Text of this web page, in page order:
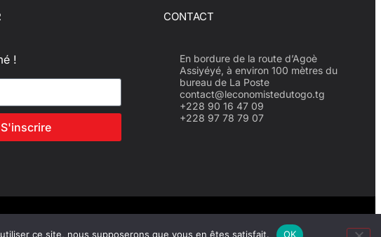
!
S'inscrire
CONTACT
En bordure de la route d’Agoè
Assiyéyé, à environ 100 mètres du
bureau de La Poste
contact@leconomistedutogo.tg
+228 90 16 47 09
+228 97 78 79 07
Site réalisé par NEUF SEPT
ce site, nous supposerons que vous en êtes satisfait. OK